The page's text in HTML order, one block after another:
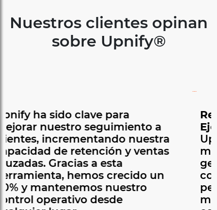
Nuestros clientes opinan
sobre Upnify®
Recomiendo Connect como
Ejecutivo Comercial
Upnify Connect llego en el
momento indicado a nuestras
gestiones comerciales; ya que
como herramienta cumple el
perfil de rapidez en atención, por
medio del canal tan importante